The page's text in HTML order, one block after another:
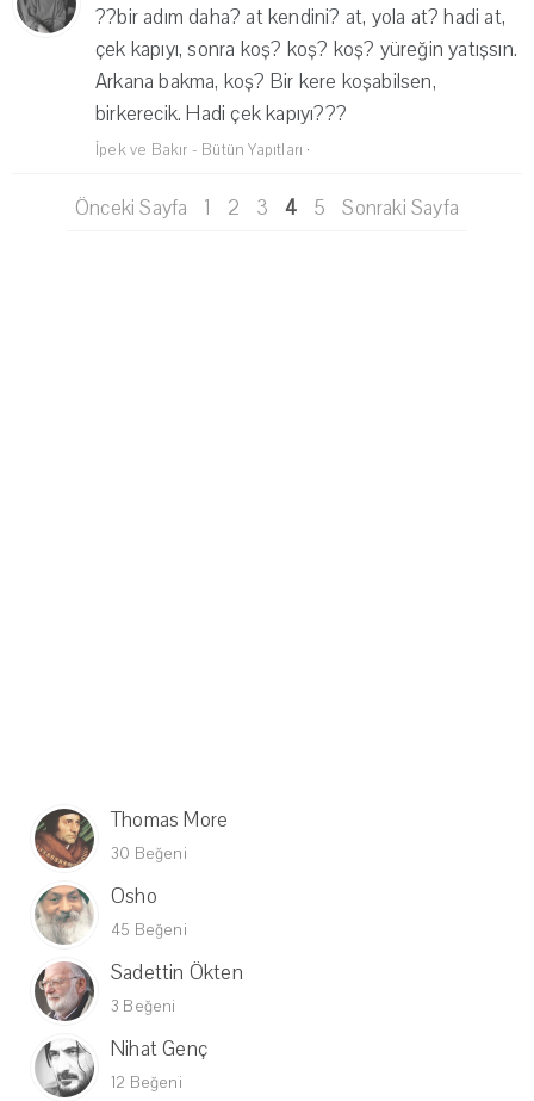
??bir adım daha? at kendini? at, yola at? hadi at,
çek kapıyı, sonra koş? koş? koş? yüreğin yatışsın.
Arkana bakma, koş? Bir kere koşabilsen,
birkerecik. Hadi çek kapıyı???
İpek ve Bakır - Bütün Yapıtları ·
Önceki Sayfa 1 2 3 4 5 Sonraki Sayfa
Thomas More
30 Beğeni
Osho
45 Beğeni
Sadettin Ökten
3 Beğeni
Nihat Genç
12 Beğeni